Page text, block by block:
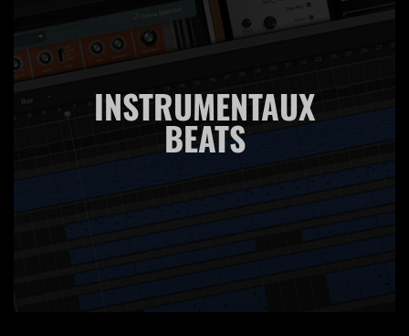
INSTRUMENTAUX
BEATS